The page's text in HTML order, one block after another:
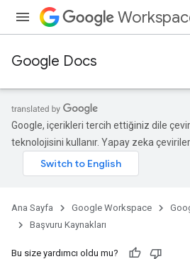
Google Docs
Google, içerikleri tercih ettiğiniz dile
teknolojisini kullanır. Yapay zeka
Ana Sayfa Google Workspace
Başvuru Kaynakları
Bu size yardımcı oldu mu?